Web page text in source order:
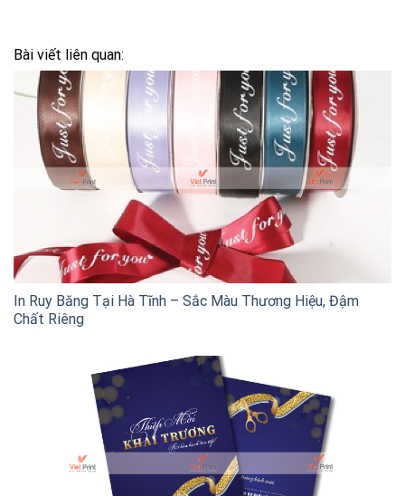
Bài viết liên quan:
In Ruy Băng Tại Hà Tĩnh – Sắc Màu Thương Hiệu, Đậm
Chất Riêng